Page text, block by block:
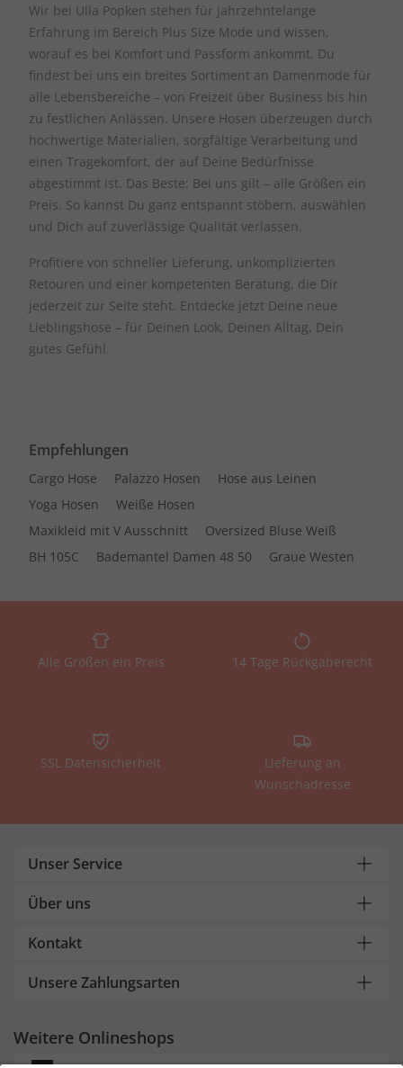
Wir bei Ulla Popken stehen für jahrzehntelange
Erfahrung im Bereich Plus Size Mode und wissen,
worauf es bei Komfort und Passform ankommt. Du
findest bei uns ein breites Sortiment an Damenmode für
alle Lebensbereiche – von Freizeit über Business bis hin
zu festlichen Anlässen. Unsere Hosen überzeugen durch
hochwertige Materialien, sorgfältige Verarbeitung und
einen Tragekomfort, der auf Deine Bedürfnisse
abgestimmt ist. Das Beste: Bei uns gilt – alle Größen ein
Preis. So kannst Du ganz entspannt stöbern, auswählen
und Dich auf zuverlässige Qualität verlassen.
Profitiere von schneller Lieferung, unkomplizierten
Retouren und einer kompetenten Beratung, die Dir
jederzeit zur Seite steht. Entdecke jetzt Deine neue
Lieblingshose – für Deinen Look, Deinen Alltag, Dein
gutes Gefühl.
Empfehlungen
Cargo Hose Palazzo Hosen
Hose aus Leinen
Yoga Hosen
Weiße Hosen
Maxikleid mit V Ausschnitt
Oversized Bluse Weiß
BH 105C
Bademantel Damen 48 50 Graue Westen
Alle Größen ein Preis 14 Tage Rückgaberecht
SSL Datensicherheit
Lieferung an
Wunschadresse
Unser Service
Über uns
Kontakt
Unsere Zahlungsarten
Weitere Onlineshops